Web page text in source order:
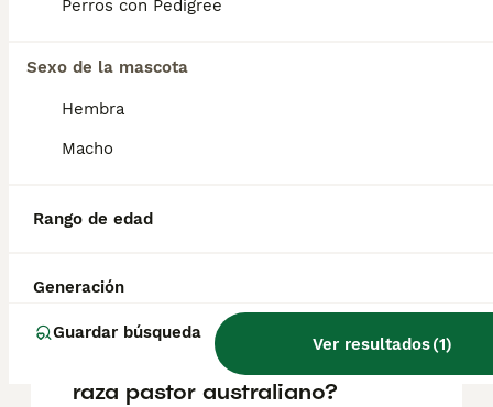
Perros con Pedigree
Sexo de la mascota
Hembra
Macho
Rango de edad
Generación
Guardar búsqueda
Ver resultados(1)
Preguntas frecuentes
¿Cuánto cuesta un cachorro
aproximadamente 1335€, aunque los precios
ubicación.
¿Cómo son los perros de
raza pastor australiano?